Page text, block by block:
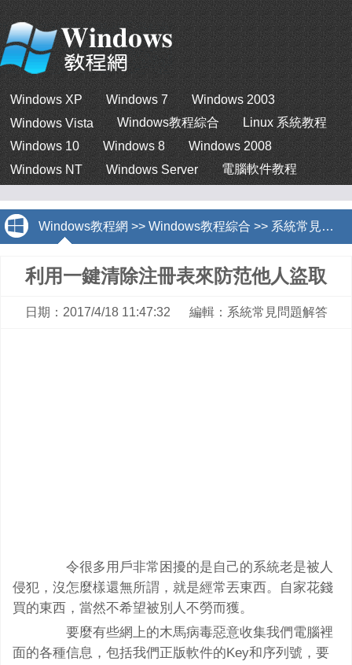
Windows XP Windows 7
Windows 2003
Windows Vista
Windows教程綜合
Linux 系統教程
Windows 10
Windows 8
Windows 2008
Windows NT
Windows Server 電腦軟件教程
Windows教程網 >> Windows教程綜合 >> 系統常見問題解答
利用一鍵清除注冊表來防范他人盜取
日期：2017/4/18 11:47:32 編輯：系統常見問題解答
令很多用戶非常困擾的是自己的系統老是被人
侵犯，沒怎麼樣還無所謂，就是經常丟東西。自家花錢
買的東西，當然不希望被別人不勞而獲。
要麼有些網上的木馬病毒惡意收集我們電腦裡
面的各種信息，包括我們正版軟件的Key和序列號，要